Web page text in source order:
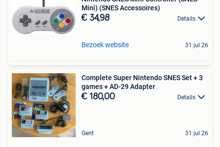
Mini) (SNES Accessoires)
€ 34,98 Details
Bezoek website 31 jul 26
Complete Super Nintendo SNES Set + 3
games + AD-29 Adapter
€ 180,00 Details
Gent 31 jul 26